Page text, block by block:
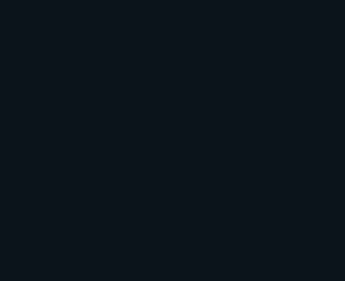
van de duwbak en lading na het
ook geen tekortkoming
de scheepvaart- en
zorgvuldigheidsplicht.
selon lequel toutes les barges
doivent être considérés
s'applique à la responsabilité du
en cas de problèmes ou de
du convoi poussé et à toute
de sauvetage qui en découle (comme
à la suite d'une erreur de